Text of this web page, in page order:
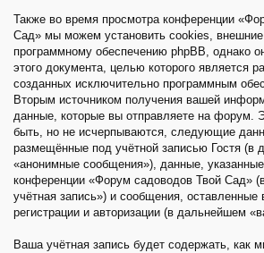
Также во время просмотра конференции
Сад» мы можем установить cookies,
программному обеспечению phpBB, однако
этого документа, целью которого является
созданных исключительно программным
Вторым источником получения вашей
данные, которые вы отправляете на форум.
быть, но не исчерпываются, следующие
размещённые под учётной записью Гостя (в
«анонимные сообщения»), данные, указанные
конференции «Форум садоводов Твой Сад»
учётная запись») и сообщения, оставленные
регистрации и авторизации (в дальнейшем
Ваша учётная запись будет содержать, как